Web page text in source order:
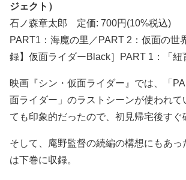
ジェクト）
石ノ森章太郎 定価: 700円(10%税込)
PART1：海魔の里／PART 2：仮面の世
録】仮面ライダーBlack］PART 1：「紐
映画『シン・仮面ライダー』では、「
面ライダー」のラストシーンが使われて
ても印象的だったので、初見帰宅後すぐ
そして、庵野監督の続編の構想にもあっ
は下巻に収録。